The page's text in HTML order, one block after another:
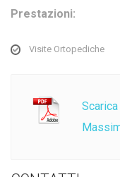
Prestazioni:
Visite Ortopediche